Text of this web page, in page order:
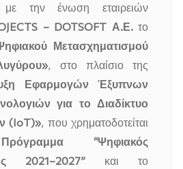
την ένωση εταιρειών
– DOTSOFT Α.Ε.το
Μετασχηματισμού
, στο πλαίσιο της
Εφαρμογών Έξυπνων
για το Διαδίκτυο
(IoT)», που χρηματοδοτείται
Πρόγραμμα “Ψηφιακός
2021–2027” και το